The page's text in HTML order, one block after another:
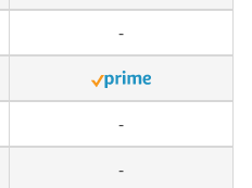
-
-
-